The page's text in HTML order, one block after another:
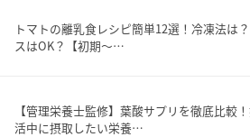
トマトの離乳食レシピ簡単12選！冷凍法は
スはOK？【初期〜…
【管理栄養士監修】葉酸サプリを徹底比較
活中に摂取したい栄養…